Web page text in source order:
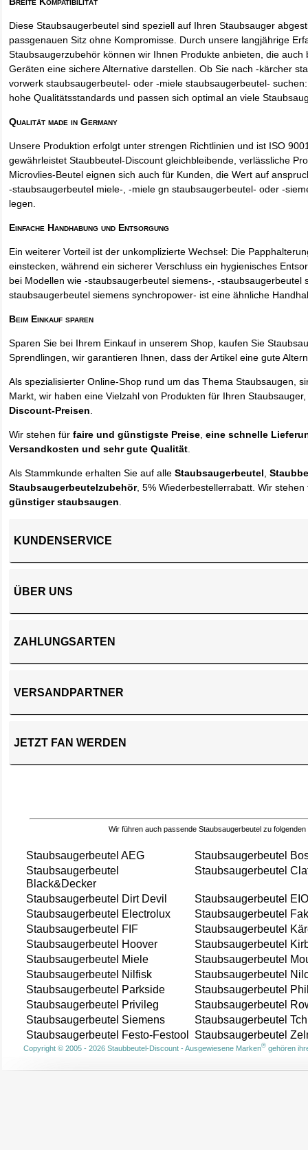
Diese Staubsaugerbeutel sind speziell auf Ihren Staubsauger
passgenauen Sitz ohne Kompromisse. Durch unsere langjährige
Staubsaugerzubehör können wir Ihnen Produkte anbieten, die auch
Geräten eine sichere Alternative darstellen. Ob Sie nach -kärcher
vorwerk staubsaugerbeutel- oder -miele staubsaugerbeutel-
hohe Qualitätsstandards und passen sich optimal an viele
Qualität made in Germany
Unsere Produktion erfolgt unter strengen Richtlinien und ist ISO
gewährleistet Staubbeutel-Discount gleichbleibende, verlässliche
Microvlies-Beutel eignen sich auch für Kunden, die Wert auf
-staubsaugerbeutel miele-, -miele gn staubsaugerbeutel- oder -
legen.
Einfache Handhabung und Entsorgung
Ein weiterer Vorteil ist der unkomplizierte Wechsel: Die
einstecken, während ein sicherer Verschluss ein hygienisches
bei Modellen wie -staubsaugerbeutel siemens-, -staubsaugerbeutel
staubsaugerbeutel siemens synchropower- ist eine ähnliche
Beim Einkauf sparen
Sparen Sie bei Ihrem Einkauf in unserem Shop, kaufen Sie
Sprendlingen, wir garantieren Ihnen, dass der Artikel eine gute
Als spezialisierter Online-Shop rund um das Thema Staubsaugen,
Markt, wir haben eine Vielzahl von Produkten für Ihren
Discount-Preisen
Wir stehen fürfaire und günstigste Preise ,eine schnelle
Versandkosten und sehr gute Qualität
Als Stammkunde erhalten Sie auf alleStaubsaugerbeutel ,
Staubsaugerbeutelzubehör, 5% Wiederbestellerrabatt. Wir
günstiger staubsaugen
KUNDENSERVICE
ÜBER UNS
ZAHLUNGSARTEN
VERSANDPARTNER
JETZT FAN WERDEN
Wir führen auch passende Staubsaugerbeutel zu folgenden
Staubsaugerbeutel AEG
Staubsaugerbeutel
Staubsaugerbeutel
Black&Decker
Staubsaugerbeutel
Staubsaugerbeutel Dirt Devil
Staubsaugerbeutel
Staubsaugerbeutel Electrolux
Staubsaugerbeutel
Staubsaugerbeutel FIF
Staubsaugerbeutel
Staubsaugerbeutel Hoover
Staubsaugerbeutel
Staubsaugerbeutel Miele
Staubsaugerbeutel
Staubsaugerbeutel Nilfisk
Staubsaugerbeutel
Staubsaugerbeutel Parkside
Staubsaugerbeutel
Staubsaugerbeutel Privileg
Staubsaugerbeutel
Staubsaugerbeutel Siemens
Staubsaugerbeutel
Staubsaugerbeutel Festo-Festool
Staubsaugerbeutel
Copyright © 2005 - 2026 Staubbeutel-Discount - Ausgewiesene Marken®gehören